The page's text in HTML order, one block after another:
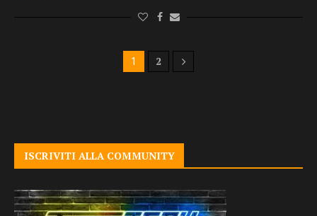
1 2
ISCRIVITI ALLA COMMUNITY